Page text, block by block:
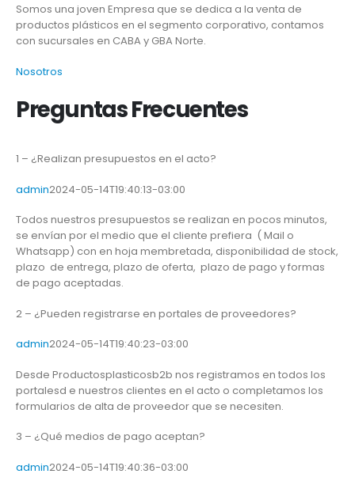
Somos una joven Empresa que se dedica a la venta de
productos plásticos en el segmento corporativo, contamos
con sucursales en CABA y GBA Norte.
Nosotros
Preguntas Frecuentes
1 – ¿Realizan presupuestos en el acto?
admin2024-05-14T19:40:13-03:00
Todos nuestros presupuestos se realizan en pocos minutos,
se envían por el medio que el cliente prefiera ( Mail o
Whatsapp) con en hoja membretada, disponibilidad de stock,
plazo de entrega, plazo de oferta, plazo de pago y formas
de pago aceptadas.
2 – ¿Pueden registrarse en portales de proveedores?
admin2024-05-14T19:40:23-03:00
Desde Productosplasticosb2b nos registramos en todos los
portalesd e nuestros clientes en el acto o completamos los
formularios de alta de proveedor que se necesiten.
3 – ¿Qué medios de pago aceptan?
admin2024-05-14T19:40:36-03:00